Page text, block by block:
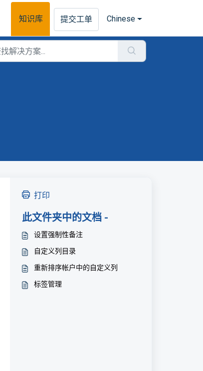
知识库 提交工单 Chinese
打印
此文件夹中的文档 -
设置强制性备注
自定义列目录
重新排序帐户中的自定义列
标签管理